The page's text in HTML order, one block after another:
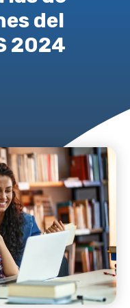
del
2024